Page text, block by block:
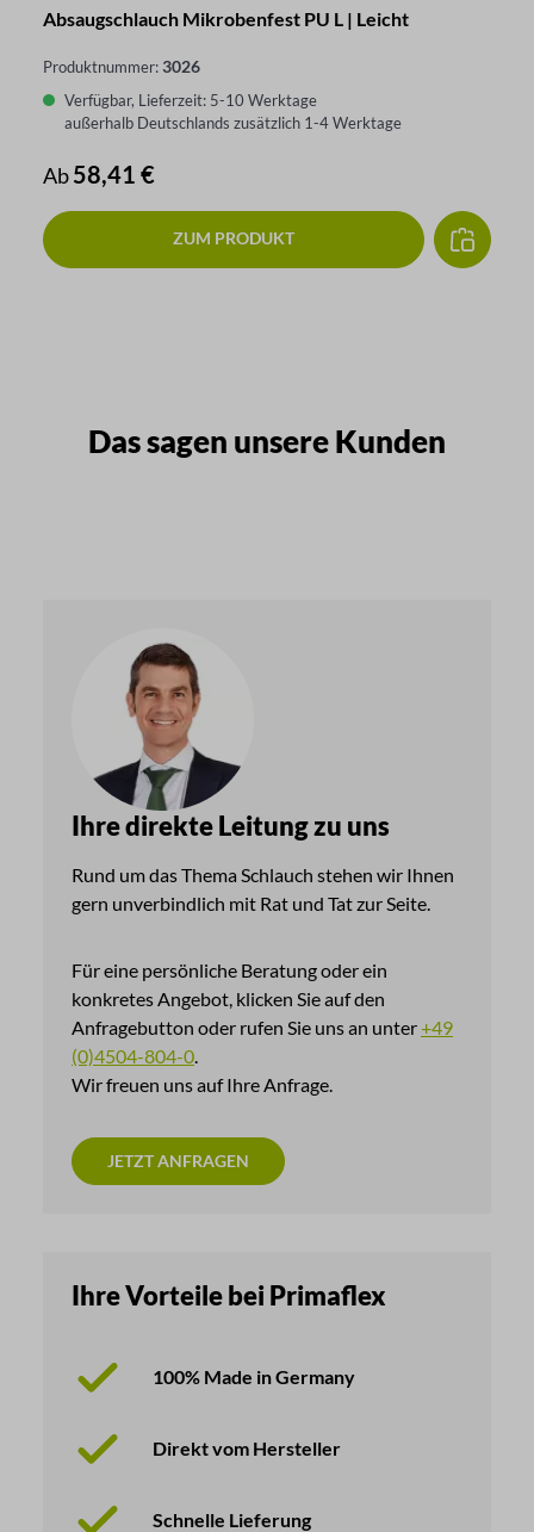
Absaugschlauch Mikrobenfest PU L | Leicht
Produktnummer:3026
Verfügbar, Lieferzeit: 5-10 Werktage
außerhalb Deutschlands zusätzlich 1-4 Werktage
Regulärer Preis:
Ab58,41 €
ZUM PRODUKT
Das sagen unsere Kunden
Ihre direkte Leitung zu uns
Rund um das Thema Schlauch stehen wir Ihnen
gern unverbindlich mit Rat und Tat zur Seite.
Für eine persönliche Beratung oder ein
konkretes Angebot, klicken Sie auf den
Anfragebutton oder rufen Sie uns an unter+49
(0)4504-804-0.
Wir freuen uns auf Ihre Anfrage.
JETZT ANFRAGEN
Ihre Vorteile bei Primaflex
100% Made in Germany
Direkt vom Hersteller
Schnelle Lieferung